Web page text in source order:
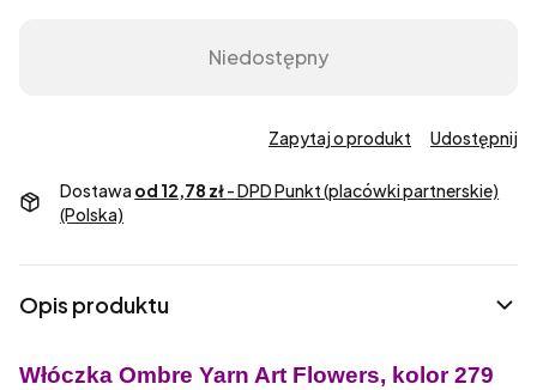
Niedostępny
Zapytaj o produkt Udostępnij
Dostawa od 12,78 zł- DPD Punkt (placówki partnerskie)
(Polska)
Opis produktu
Włóczka Ombre Yarn Art Flowers, kolor 279